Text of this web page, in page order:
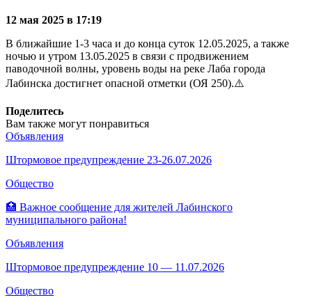
12 мая 2025 в 17:19
В ближайшие 1-3 часа и до конца суток 12.05.2025, а также
ночью и утром 13.05.2025 в связи с продвижением
паводочной волны, уровень воды на реке Лаба города
Лабинска достигнет опасной отметки (ОЯ 250).⚠️
Поделитесь
Вам также могут понравиться
Объявления
Штормовое предупреждение 23-26.07.2026
Общество
🏥 Важное сообщение для жителей Лабинского
муниципального района!
Объявления
Штормовое предупреждение 10 — 11.07.2026
Общество